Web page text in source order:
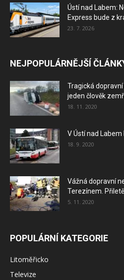
Ústí nad Labem:
Express bude z
23. 7. 2026
NEJPOPULÁRNĚJŠÍ
Tragická
jeden člověk
18. 11. 2020
V Ústí nad
18. 9. 2020
Vážná dopravní
Terezínem.
5. 11. 2020
POPULÁRNÍ KATEGORIE
Litoměřicko
Televize